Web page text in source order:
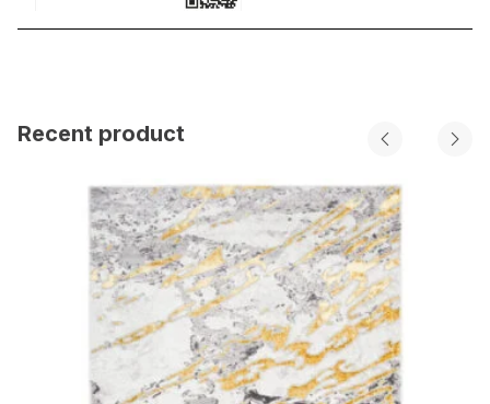
Recent product